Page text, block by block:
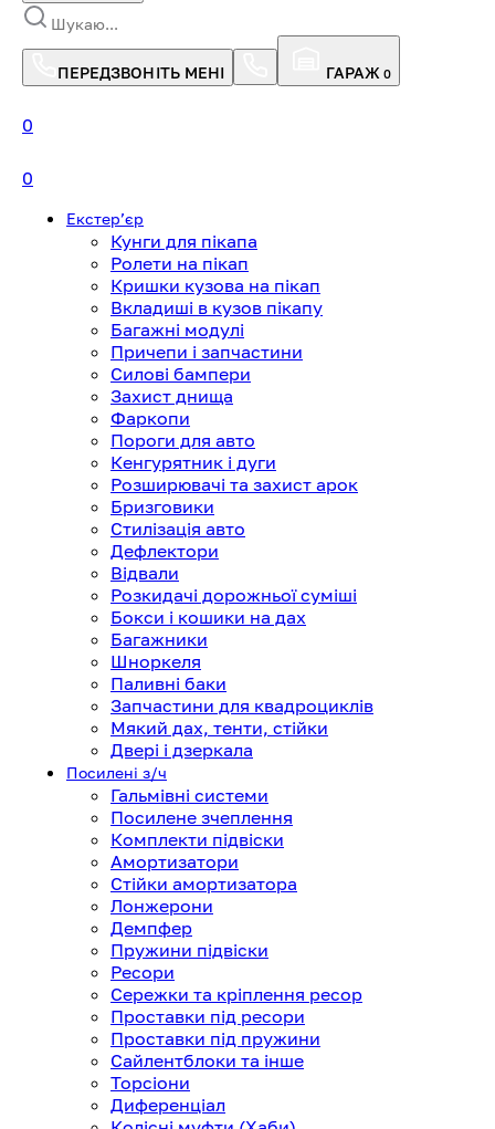
ПЕРЕДЗВОНІТЬ МЕНІ ГАРАЖ 0
0
0
Екстерʼєр
Кунги для пікапа
Ролети на пікап
Кришки кузова на пікап
Вкладиші в кузов пікапу
Багажні модулі
Причепи і запчастини
Силові бампери
Захист днища
Фаркопи
Пороги для авто
Кенгурятник і дуги
Розширювачі та захист арок
Бризговики
Стилізація авто
Дефлектори
Відвали
Розкидачі дорожньої суміші
Бокси і кошики на дах
Багажники
Шноркеля
Паливні баки
Запчастини для квадроциклів
Мякий дах, тенти, стійки
Двері і дзеркала
Посилені з/ч
Гальмівні системи
Посилене зчеплення
Комплекти підвіски
Амортизатори
Стійки амортизатора
Лонжерони
Демпфер
Пружини підвіски
Ресори
Сережки та кріплення ресор
Проставки під ресори
Проставки під пружини
Сайлентблоки та інше
Торсіони
Диференціал